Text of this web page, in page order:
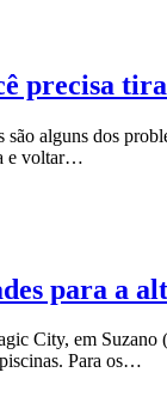
precisa
alguns dos
e voltar…
para a
City, em Suzano
Para os…